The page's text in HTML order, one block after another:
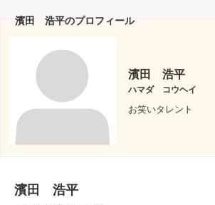
濱田 浩平のプロフィール
濱田 浩平
ハマダ コウヘイ
お笑いタレント
濱田 浩平